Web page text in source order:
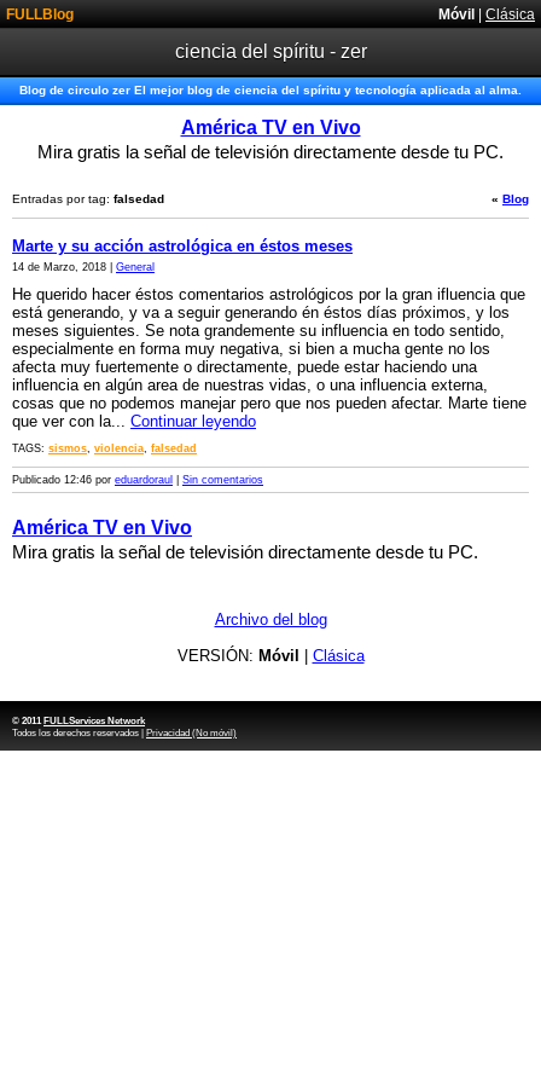
Móvil | Clásica
FULLBlog
ciencia del spíritu - zer
Blog de circulo zer El mejor blog de ciencia del spíritu y tecnología aplicada al alma.
América TV en Vivo
Mira gratis la señal de televisión directamente desde tu PC.
« Blog
Entradas por tag: falsedad
Marte y su acción astrológica en éstos meses
14 de Marzo, 2018 | General
He querido hacer éstos comentarios astrológicos por la gran ifluencia que
está generando, y va a seguir generando én éstos días próximos, y los
meses siguientes. Se nota grandemente su influencia en todo sentido,
especialmente en forma muy negativa, si bien a mucha gente no los
afecta muy fuertemente o directamente, puede estar haciendo una
influencia en algún area de nuestras vidas, o una influencia externa,
cosas que no podemos manejar pero que nos pueden afectar. Marte tiene
que ver con la... Continuar leyendo
TAGS: sismos, violencia, falsedad
Publicado 12:46 por eduardoraul Sin comentarios
América TV en Vivo
Mira gratis la señal de televisión directamente desde tu PC.
Archivo del blog
VERSIÓN: Móvil Clásica
© 2011FULLServices Network
Todos los derechos reservados | Privacidad (No móvil)